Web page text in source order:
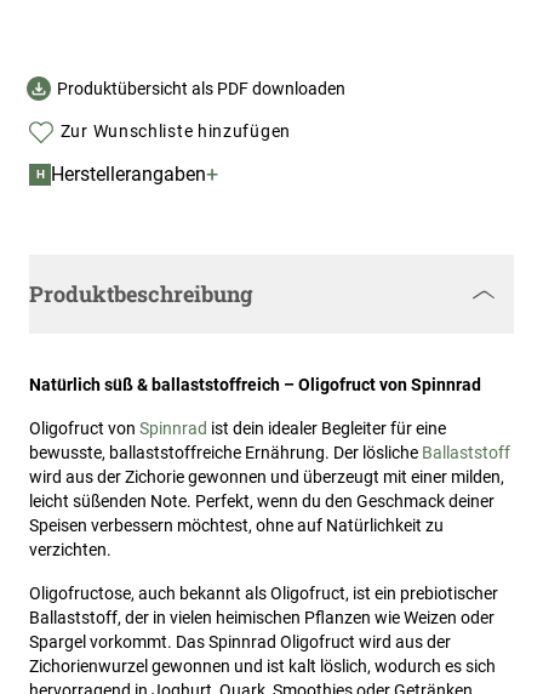
Produktübersicht als PDF downloaden
Zur Wunschliste hinzufügen
H Herstellerangaben+
Produktbeschreibung
Natürlich süß & ballaststoffreich – Oligofruct von Spinnrad
Oligofruct von Spinnrad ist dein idealer Begleiter für eine
bewusste, ballaststoffreiche Ernährung. Der lösliche Ballaststoff
wird aus der Zichorie gewonnen und überzeugt mit einer milden,
leicht süßenden Note. Perfekt, wenn du den Geschmack deiner
Speisen verbessern möchtest, ohne auf Natürlichkeit zu
verzichten.
Oligofructose, auch bekannt als Oligofruct, ist ein prebiotischer
Ballaststoff, der in vielen heimischen Pflanzen wie Weizen oder
Spargel vorkommt. Das Spinnrad Oligofruct wird aus der
Zichorienwurzel gewonnen und ist kalt löslich, wodurch es sich